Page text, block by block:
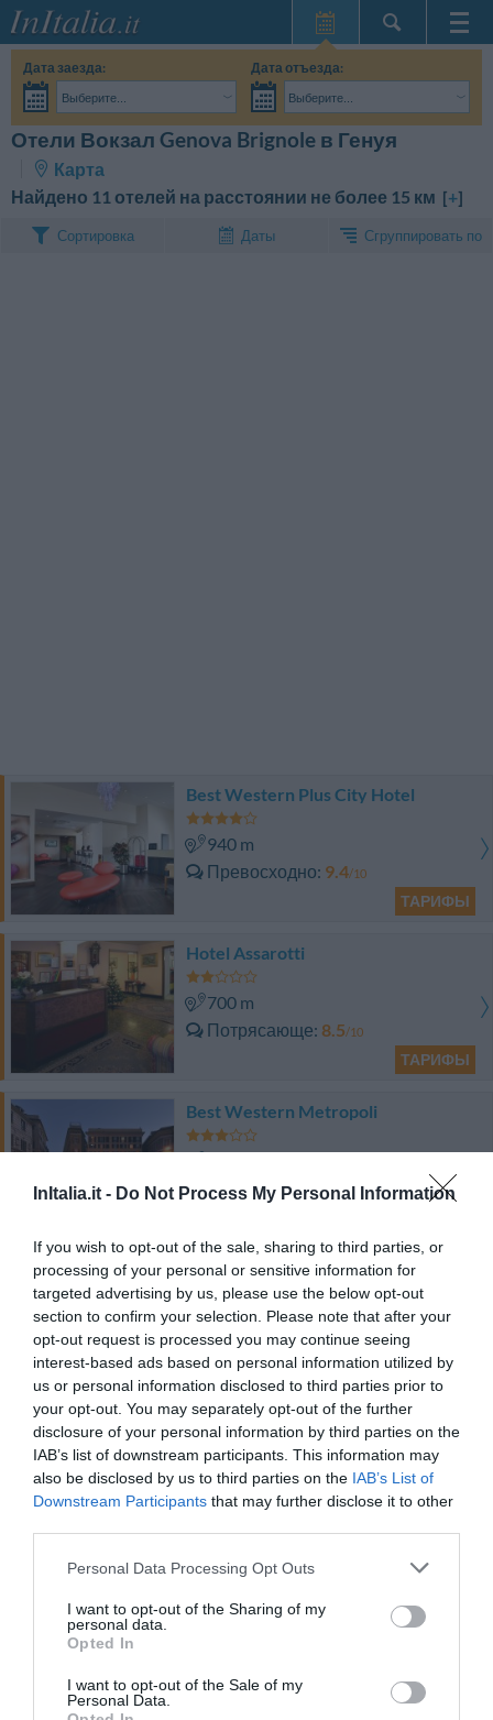
InItalia.it - Do Not Process My Personal Information
If you wish to opt-out of the sale, sharing to third parties, or
processing of your personal or sensitive information for
targeted advertising by us, please use the below opt-out
section to confirm your selection. Please note that after your
opt-out request is processed you may continue seeing
interest-based ads based on personal information utilized by
us or personal information disclosed to third parties prior to
your opt-out. You may separately opt-out of the further
disclosure of your personal information by third parties on the
IAB’s list of downstream participants. This information may
also be disclosed by us to third parties on the IAB’s List of
Downstream Participants that may further disclose it to other
Personal Data Processing Opt Outs
I want to opt-out of the Sharing of my
personal data.
Opted In
I want to opt-out of the Sale of my
Personal Data.
Главная
Мои
бронирования
InItalia Club
Дата заезда:
Выберите...
Дата отъезда:
Выберите...
Взрослые: Дети:
Точные даты поездки мне пока не известны Поиск
Отели Вокзал Genova Brignole в Генуя
Карта
Найдено 11 отелей на расстоянии не более 15 км [+]
Сортировка Даты Сгруппировать по
Best Western Plus City Hotel
940 m
Превосходно 9.4/10
ТАРИФЫ
Hotel Assarotti
700 m
Потрясающе 8.5/10
ТАРИФЫ
Best Western Metropoli
Превосходно 9.4/10
Best Western Hotel Porto Antico
1.56 km
Великолепно 9.6/10
ТАРИФЫ
Hotel Helvetia
1.62 km
Очень хорошо 8.3/10
ТАРИФЫ
ТАРИФЫ